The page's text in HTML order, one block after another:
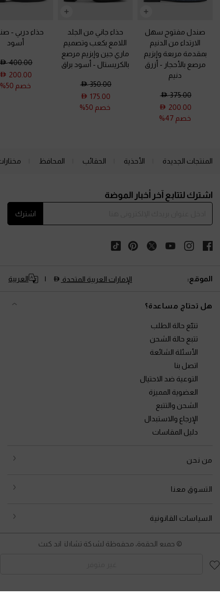
صندل مفتوح سهل
الارتداء من الدنيم
بمقدمة مربعة وإبزيم
مرصع بالأحجار - أزرق
دنيم
375.00
200.00
خصم 47%
حذاء جاني من الجلد
اللامع بكعب وتصميم
ماري جين وإبزيم مرصع
بالكريستال - أسود براق
350.00
175.00
خصم 50%
حذاء دربي -
أسود
400.00
200.00
خصم 50%
المنتجات الجديدة الأحذية الحقائب المحافظ
اشترك لتتابع آخر أخبار الموضة
اشترك
الموقع: الإمارات العربية المتحدة العربية
هل تحتاج مساعدة؟
تتبّع حالة الطلب
تتبع حالة الشحن
الأسئلة الشائعة
اتصل بنا
التوعية ضد الاحتيال
العضوية المميزة
الشحن والتتبع
الإرجاع والاستبدال
دليل المقاسات
من نحن
التسوق معنا
السياسات القانونية
© جميع الحقوق محفوظة لشركة تشارلز اند كيث